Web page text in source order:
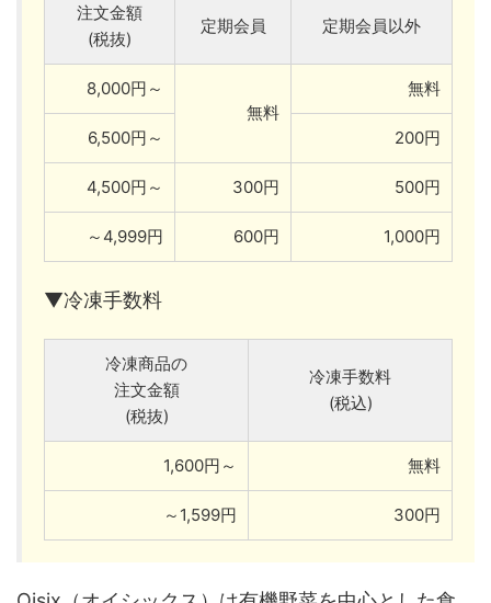
注文金額
(税抜)
定期会員 定期会員以外
8,000円～
無料
無料
6,500円～ 200円
4,500円～ 300円 500円
～4,999円 600円 1,000円
▼冷凍手数料
冷凍商品の
注文金額
(税抜)
冷凍手数料
(税込)
1,600円～ 無料
～1,599円 300円